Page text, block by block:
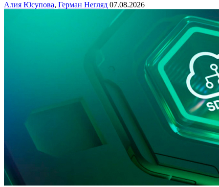
Алия Юсупова, Герман Негляд 07.08.2026